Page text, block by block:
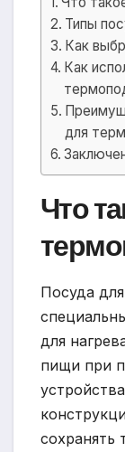
Типы
Как
Как
для
Что
Посуда
для
пищи при
сохранять